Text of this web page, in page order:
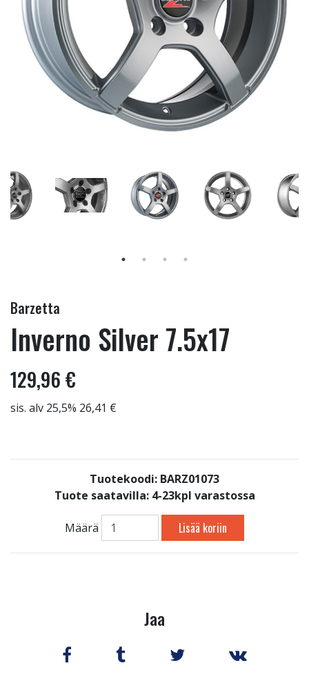
Barzetta
Inverno Silver 7.5x17
129,96 €
sis. alv 25,5% 26,41 €
Tuotekoodi: BARZ01073
Tuote saatavilla: 4-23kpl varastossa
Määrä Lisää koriin
Jaa